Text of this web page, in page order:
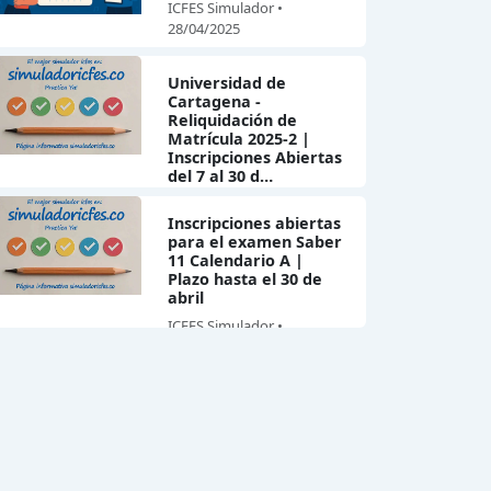
ICFES Simulador •
28/04/2025
Universidad de
Cartagena -
Reliquidación de
Matrícula 2025-2 |
Inscripciones Abiertas
del 7 al 30 d…
25/04/2025
Inscripciones abiertas
para el examen Saber
11 Calendario A |
Plazo hasta el 30 de
abril
ICFES Simulador •